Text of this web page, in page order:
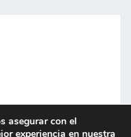
asegurar con el
experiencia en nuestra